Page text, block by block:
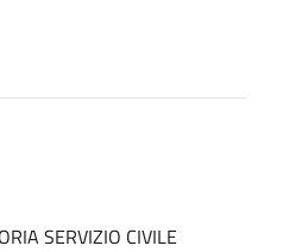
SERVIZIO CIVILE